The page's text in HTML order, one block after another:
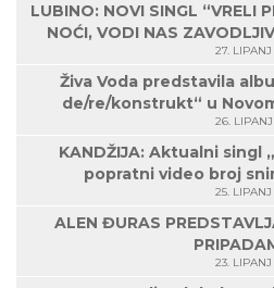
LUBINO: NOVI SINGL “VRELI
NOĆI, VODI NAS
27. LIPANJ
Živa Voda predstavila
de/re/konstrukt“ u
26. LIPANJ
KANDŽIJA: Aktualni singl
popratni video broj
25. LIPANJ
ALEN ĐURAS
23. LIPANJ